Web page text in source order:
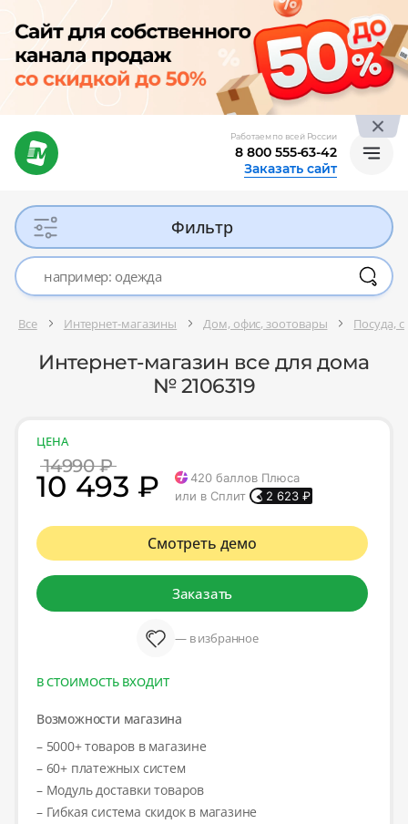
Работаем по всей России
8 800 555-63-42
Заказать сайт
Фильтр
Все Интернет-магазины Дом, офис, зоотовары Посуда,
Интернет-магазин все для дома
№ 2106319
ЦЕНА
14990 ₽
10 493 ₽ 420баллов Плюса
или в Сплит
2 623₽
Смотреть демо
Заказать
— в избранное
В СТОИМОСТЬ ВХОДИТ
Возможности магазина
– 5000+ товаров в магазине
– 60+ платежных систем
– Модуль доставки товаров
– Гибкая система скидок в магазине